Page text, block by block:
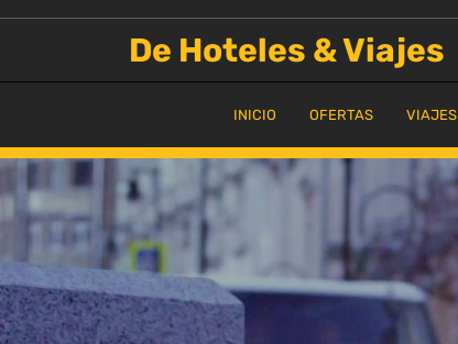
De Hoteles & Viajes
INICIO OFERTAS VIAJES